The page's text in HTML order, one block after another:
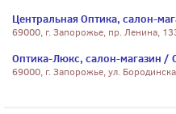
Центральная Оптика, салон-
69000, г. Запорожье, пр. Ленина,
Оптика-Люкс, салон-магазин /
69000, г. Запорожье, ул.